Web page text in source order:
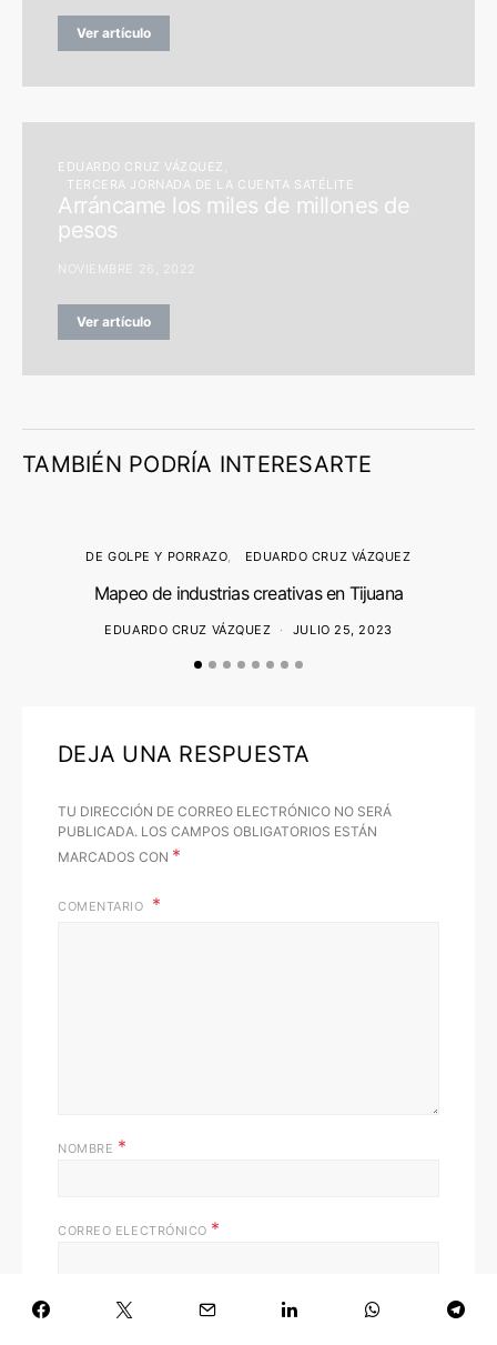
Ver artículo
EDUARDO CRUZ VÁZQUEZ
TERCERA JORNADA DE LA CUENTA SATÉLITE
Arráncame los miles de millones de
pesos
NOVIEMBRE 26, 2022
Ver artículo
TAMBIÉN PODRÍA INTERESARTE
DE GOLPE Y PORRAZO EDUARDO CRUZ VÁZQUEZ
Mapeo de industrias creativas en Tijuana
EDUARDO CRUZ VÁZQUEZ JULIO 25, 2023
DEJA UNA RESPUESTA
TU DIRECCIÓN DE CORREO ELECTRÓNICO NO SERÁ
PUBLICADA. LOS CAMPOS OBLIGATORIOS ESTÁN
MARCADOS CON *
COMENTARIO
NOMBRE *
CORREO ELECTRÓNICO *